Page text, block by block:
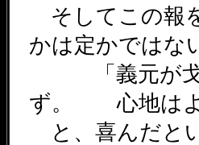
そしてこの報
かは定かではな
「義元が戈
ず。 心地はよ
と、喜んだと